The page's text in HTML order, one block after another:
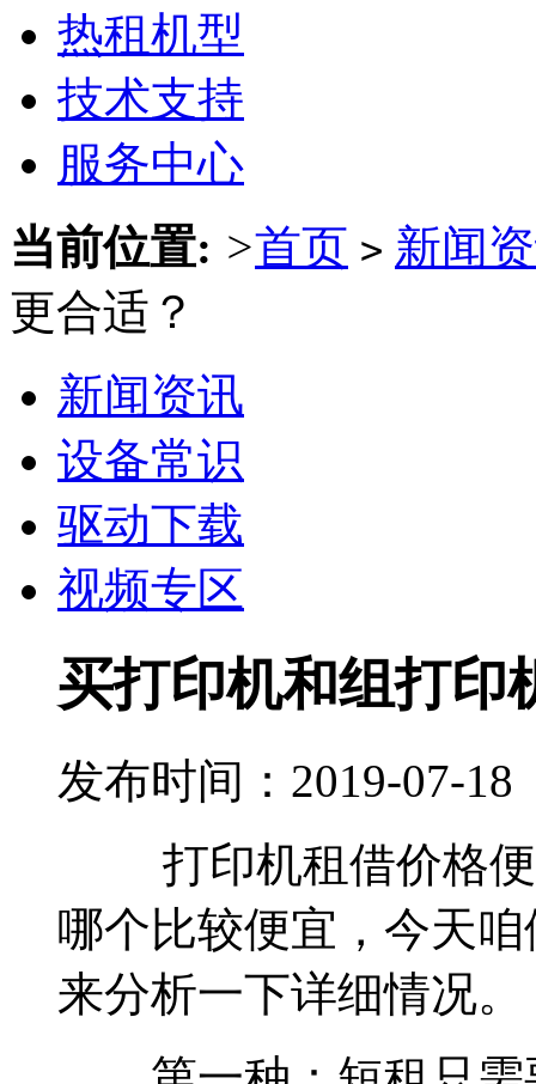
热租机型
技术支持
服务中心
当前位置: >首页 > 新闻
更合适？
新闻资讯
设备常识
驱动下载
视频专区
买打印机和组打印
发布时间：2019-07-18
打印机租借价格便
哪个比较便宜，今天
来分析一下详细情况。